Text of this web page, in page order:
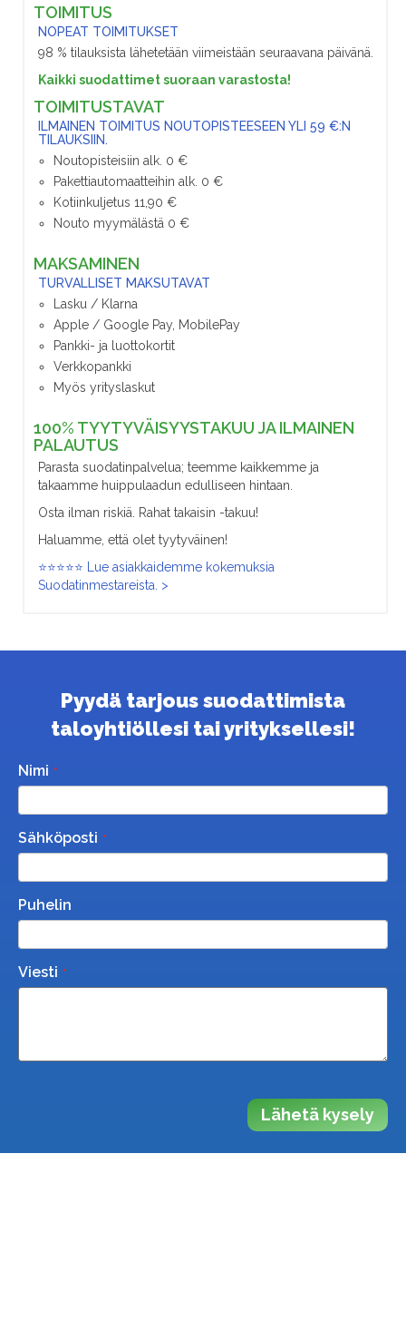
TOIMITUS
NOPEAT TOIMITUKSET
98 % tilauksista lähetetään viimeistään seuraavana päivänä.
Kaikki suodattimet suoraan varastosta!
TOIMITUSTAVAT
ILMAINEN TOIMITUS NOUTOPISTEESEEN YLI 59 €:N
TILAUKSIIN.
Noutopisteisiin alk. 0 €
Pakettiautomaatteihin alk. 0 €
Kotiinkuljetus 11,90 €
Nouto myymälästä 0 €
MAKSAMINEN
TURVALLISET MAKSUTAVAT
Lasku / Klarna
Apple / Google Pay, MobilePay
Pankki- ja luottokortit
Verkkopankki
Myös yrityslaskut
100% TYYTYVÄISYYSTAKUU JA ILMAINEN
PALAUTUS
Parasta suodatinpalvelua; teemme kaikkemme ja
takaamme huippulaadun edulliseen hintaan.
Osta ilman riskiä. Rahat takaisin -takuu!
Haluamme, että olet tyytyväinen!
⭐⭐⭐⭐⭐ Lue asiakkaidemme kokemuksia
Suodatinmestareista. >
Pyydä tarjous suodattimista
taloyhtiöllesi tai yrityksellesi!
Nimi
Sähköposti
Puhelin
Viesti
Lähetä kysely